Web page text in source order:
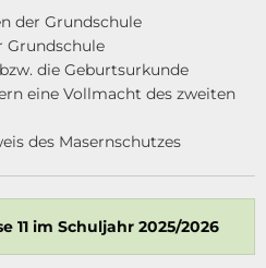
der Grundschule
Grundschule
die Geburtsurkunde
eine Vollmacht des zweiten
des Masernschutzes
11 im Schuljahr 2025/2026